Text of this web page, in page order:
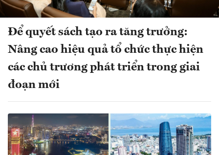
Để quyết sách tạo ra tăng trưởng:
Nâng cao hiệu quả tổ chức thực hiện
các chủ trương phát triển trong giai
đoạn mới